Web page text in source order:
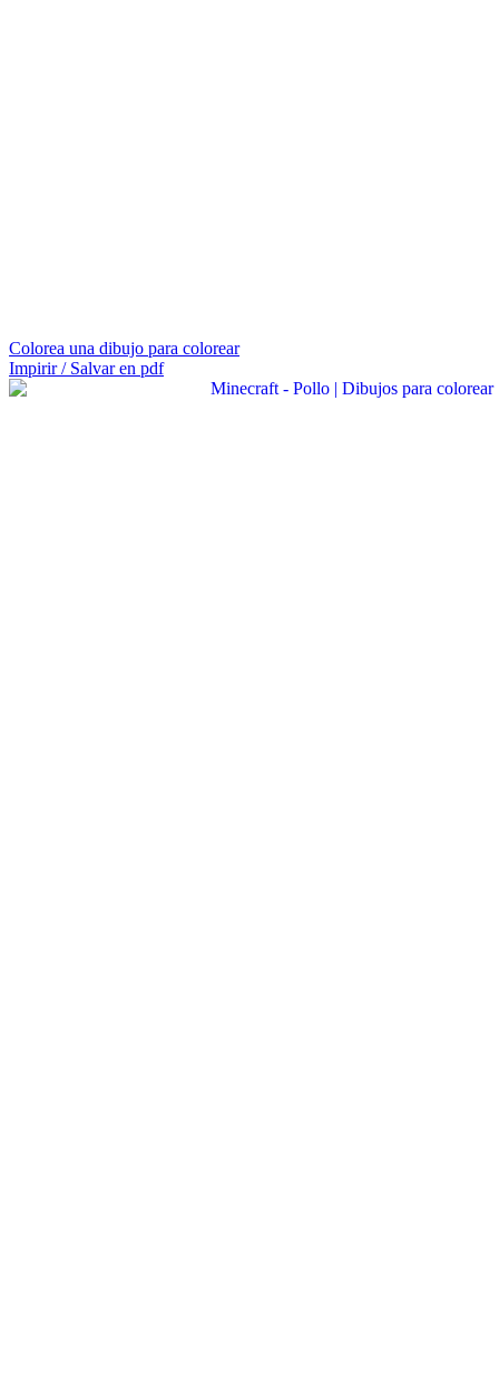
Colorea una dibujo para colorear
Impirir / Salvar en pdf